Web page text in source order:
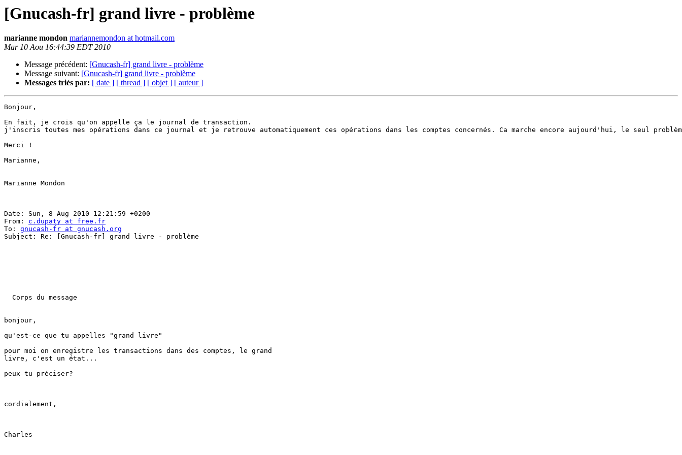
[Gnucash-fr] grand livre - problème
marianne mondon mariannemondon at hotmail.com
Mar 10 Aou 16:44:39 EDT 2010
Message précédent: [Gnucash-fr] grand livre - problème
Message suivant: [Gnucash-fr] grand livre - problème
Messages triés par: [ date ] [ thread ] [ objet ] [ auteur ]
Bonjour,
En fait, je crois qu'on appelle ça le journal de transaction.
j'inscris toutes mes opérations dans ce journal et je retrouve automatiquement ces opérations dans les comptes concernés. Ca marche encore aujourd'hui, le seul
Merci !
Marianne,
Marianne Mondon
Date: Sun, 8 Aug 2010 12:21:59 +0200
From: c.dupaty at free.fr
To: gnucash-fr at gnucash.org
Subject: Re: [Gnucash-fr] grand livre - problème
  Corps du message
bonjour,
qu'est-ce que tu appelles "grand livre"
pour moi on enregistre les transactions dans des comptes, le grand
livre, c'est un état...
peux-tu préciser?
cordialement,
Charles